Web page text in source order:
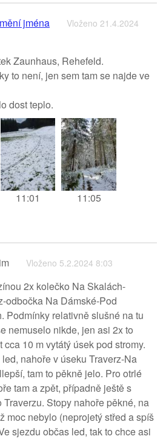
jména
Vloženo 21.4.2024
Zaunhaus, Rehefeld.
to není, jen sem tam se najde ve
dost teplo.
11:01 11:05
Vloženo 5.2.2024 8:03
2x kolečko Na Skalách-
odbočka Na Dámské-Pod
Podmínky relativně slušné na tu
nemuselo nikde, jen asi 2x to
10 m vytátý úsek pod stromy.
nahoře v úseku Traverz-Na
tam to pěkně jelo. Pro otrlé
tam a zpět, případně ještě s
Stopy nahoře pěkné, na
moc nebylo (neprojetý střed a spíš
sjezdu občas led, tak to chce asi